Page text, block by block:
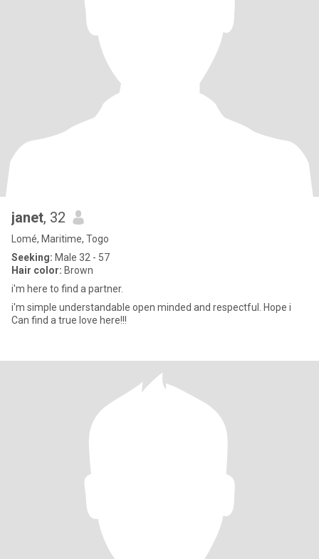
janet, 32
Lomé, Maritime, Togo
Seeking: Male 32 - 57
Hair color: Brown
i'm here to find a partner.
i'm simple understandable open minded and respectful. Hope i
Can find a true love here!!!